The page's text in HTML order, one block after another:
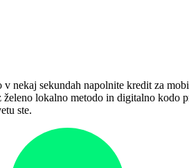
v nekaj sekundah napolnite kredit za
želeno lokalno metodo in digitalno kodo
ste.